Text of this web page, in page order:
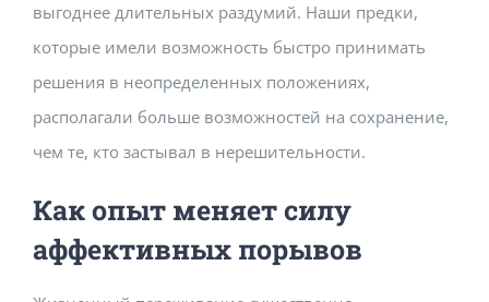
выгоднее длительных раздумий. Наши предки,
которые имели возможность быстро принимать
решения в неопределенных положениях,
располагали больше возможностей на сохранение,
чем те, кто застывал в нерешительности.
Как опыт меняет силу
аффективных порывов